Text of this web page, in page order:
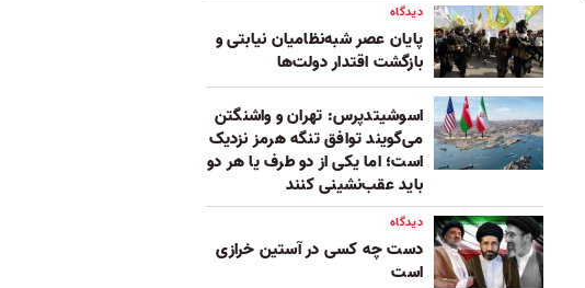
دیدگاه
پایان عصر شبه‌نظامیان نیابتی و
بازگشت اقتدار دولت‌ها
اسوشیتدپرس: تهران و واشنگتن
می‌گویند توافق تنگه هرمز نزدیک
است؛ اما یکی از دو طرف یا هر دو
باید عقب‌نشینی کنند
دیدگاه
دست چه کسی در آستین خرازی
است